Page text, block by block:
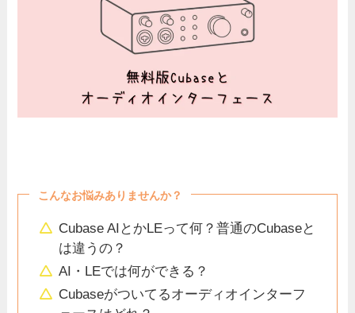
こんなお悩みありませんか？
Cubase AIとかLEって何？普通のCubaseと
は違うの？
AI・LEでは何ができる？
Cubaseがついてるオーディオインターフ